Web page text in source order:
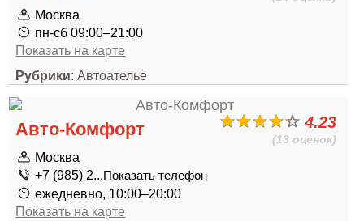
Москва
пн-сб 09:00–21:00
Показать на карте
Рубрики: Автоателье
4.23
(13 оценок)
Авто-Комфорт
Москва
+7 (985) 2...Показать телефон
ежедневно, 10:00–20:00
Показать на карте